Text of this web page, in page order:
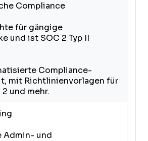
Compliance
für gängige
und ist SOC 2 Typ II
Compliance-
mit Richtlinienvorlagen für
2 und mehr.
Admin- und